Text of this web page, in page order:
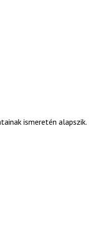
ismeretén alapszik.